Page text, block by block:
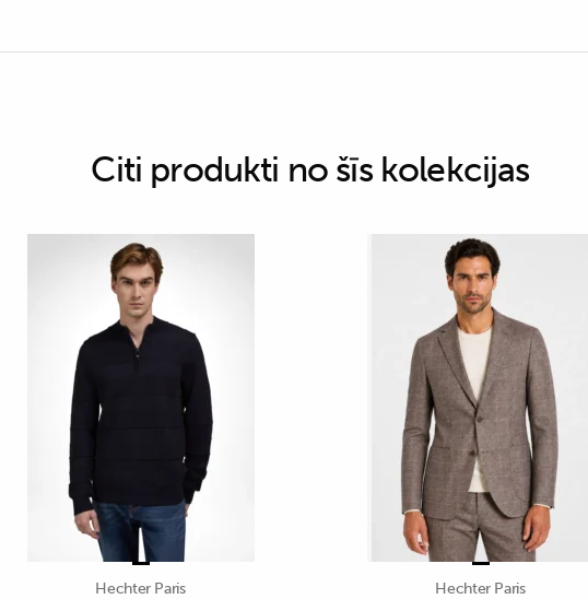
Citi produkti no šīs kolekcijas
Hechter Paris Hechter Paris